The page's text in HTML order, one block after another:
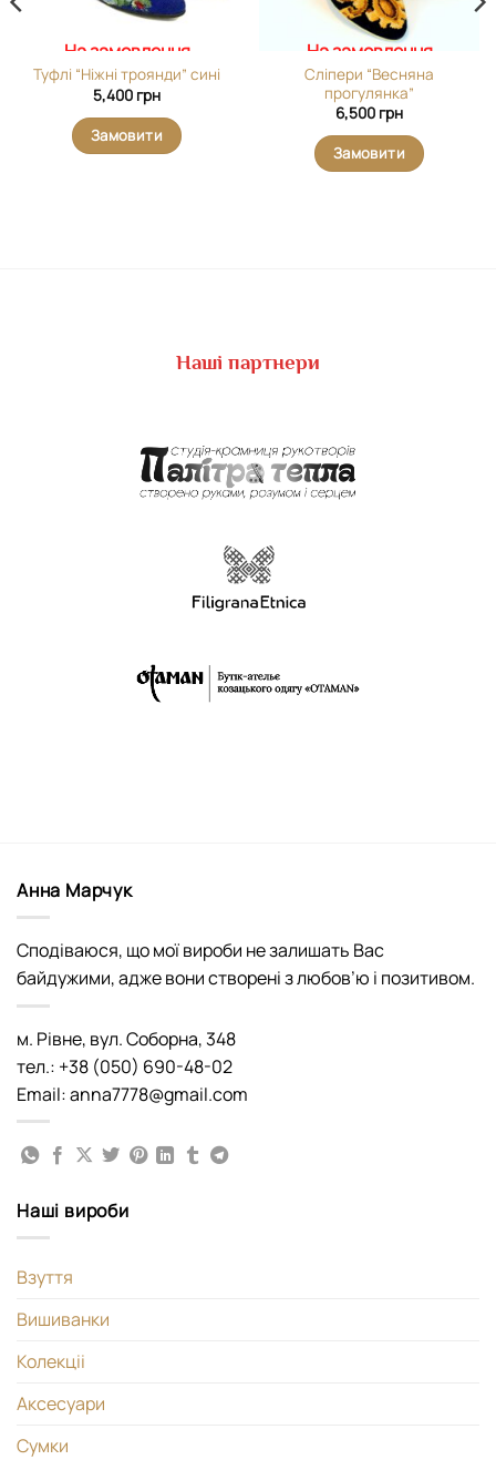
На замовлення
Туфлі “Ніжні троянди” сині
5,400 грн
Замовити
На замовлення
Сліпери “Весняна
прогулянка”
6,500 грн
Замовити
Наші партнери
Анна Марчук
Сподіваюся, що мої вироби не залишать Вас
байдужими, адже вони створені з любов’ю і позитивом.
м. Рівне, вул. Соборна, 348
тел.: +38 (050) 690-48-02
Email: anna7778@gmail.com
Наші вироби
Взуття
Вишиванки
Колекціі
Аксесуари
Сумки